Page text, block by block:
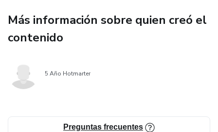
Más información sobre quien creó el
contenido
5 Año Hotmarter
Preguntas frecuentes